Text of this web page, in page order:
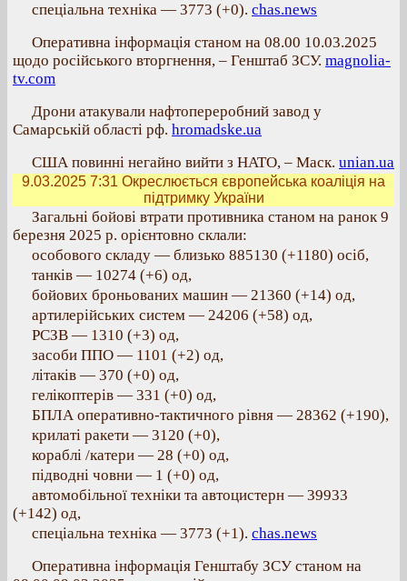
спеціальна техніка — 3773 (+0). chas.news
Оперативна інформація станом на 08.00 10.03.2025
щодо російського вторгнення, – Генштаб ЗСУ. magnolia-
tv.com
Дрони атакували нафтопереробний завод у
Самарській області рф. hromadske.ua
США повинні негайно вийти з НАТО, – Маск. unian.ua
9.03.2025 7:31 Окреслюється європейська коаліція на
підтримку України
Загальні бойові втрати противника станом на ранок 9
березня 2025 р. орієнтовно склали:
особового складу — близько 885130 (+1180) осіб,
танків — 10274 (+6) од,
бойових броньованих машин — 21360 (+14) од,
артилерійських систем — 24206 (+58) од,
РСЗВ — 1310 (+3) од,
засоби ППО — 1101 (+2) од,
літаків — 370 (+0) од,
гелікоптерів — 331 (+0) од,
БПЛА оперативно-тактичного рівня — 28362 (+190),
крилаті ракети — 3120 (+0),
кораблі /катери — 28 (+0) од,
підводні човни — 1 (+0) од,
автомобільної техніки та автоцистерн — 39933
(+142) од,
спеціальна техніка — 3773 (+1). chas.news
Оперативна інформація Генштабу ЗСУ станом на